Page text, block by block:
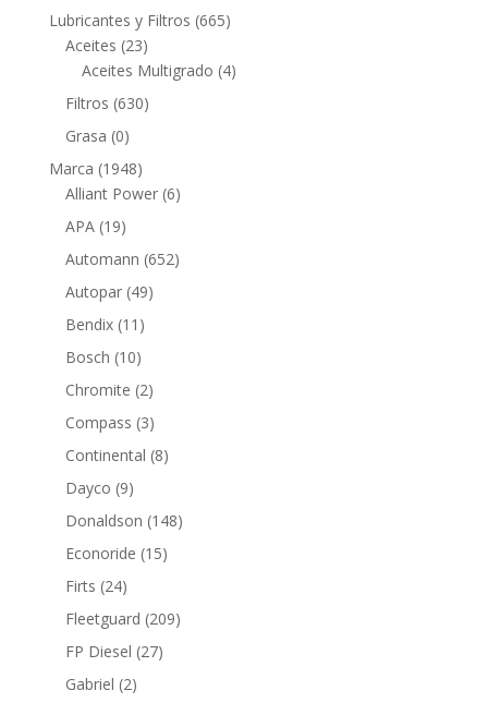
productos
Lubricantes y Filtros 665665
Aceites 2323
productos
Aceites Multigrado 44
Filtros 630630
Grasa 00
productos
Marca 19481948
productos
Alliant Power 66
APA 1919
productos
Automann 652652
Autopar 4949
Bendix 11 11
productos
Bosch 1010
productos
Chromite 22
productos
Compass 33
productos
Continental 88
Dayco 99
productos
Donaldson 148148
Econoride 1515
Firts 2424
productos
Fleetguard 209209
FP Diesel 2727
Gabriel 22